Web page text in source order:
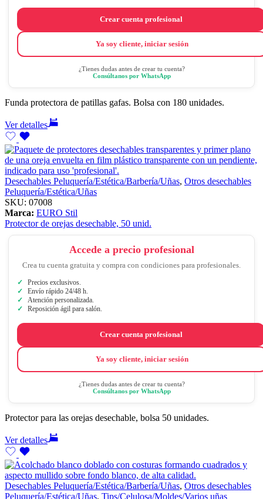
Crear cuenta profesional
Ya soy cliente, iniciar sesión
¿Tienes dudas antes de crear tu cuenta?
Consúltanos por WhatsApp
Funda protectora de patillas gafas. Bolsa con 180 unidades.
Ver detalles
Desechables Peluquería/Estética/Barbería/Uñas, Otros desechables
Peluquería/Estética/Uñas
SKU: 07008
Marca: EURO Stil
Protector de orejas desechable, 50 unid.
Accede a precio profesional
Crea tu cuenta gratuita y compra con condiciones para profesionales.
Precios exclusivos.
Envío rápido 24/48 h.
Atención personalizada.
Reposición ágil para salón.
Crear cuenta profesional
Ya soy cliente, iniciar sesión
¿Tienes dudas antes de crear tu cuenta?
Consúltanos por WhatsApp
Protector para las orejas desechable, bolsa 50 unidades.
Ver detalles
Desechables Peluquería/Estética/Barbería/Uñas, Otros desechables
Peluquería/Estética/Uñas, Tips/Celulosa/Moldes/Varios uñas